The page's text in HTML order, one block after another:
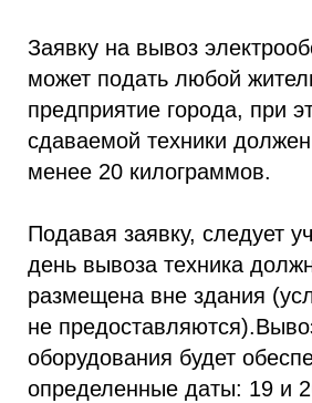
Заявку на вывоз
может подать любой
предприятие города, при
сдаваемой техники
менее 20 килограммов.
Подавая заявку, следует
день вывоза техника
размещена вне здания
не
оборудования будет
определенные даты: 19 и